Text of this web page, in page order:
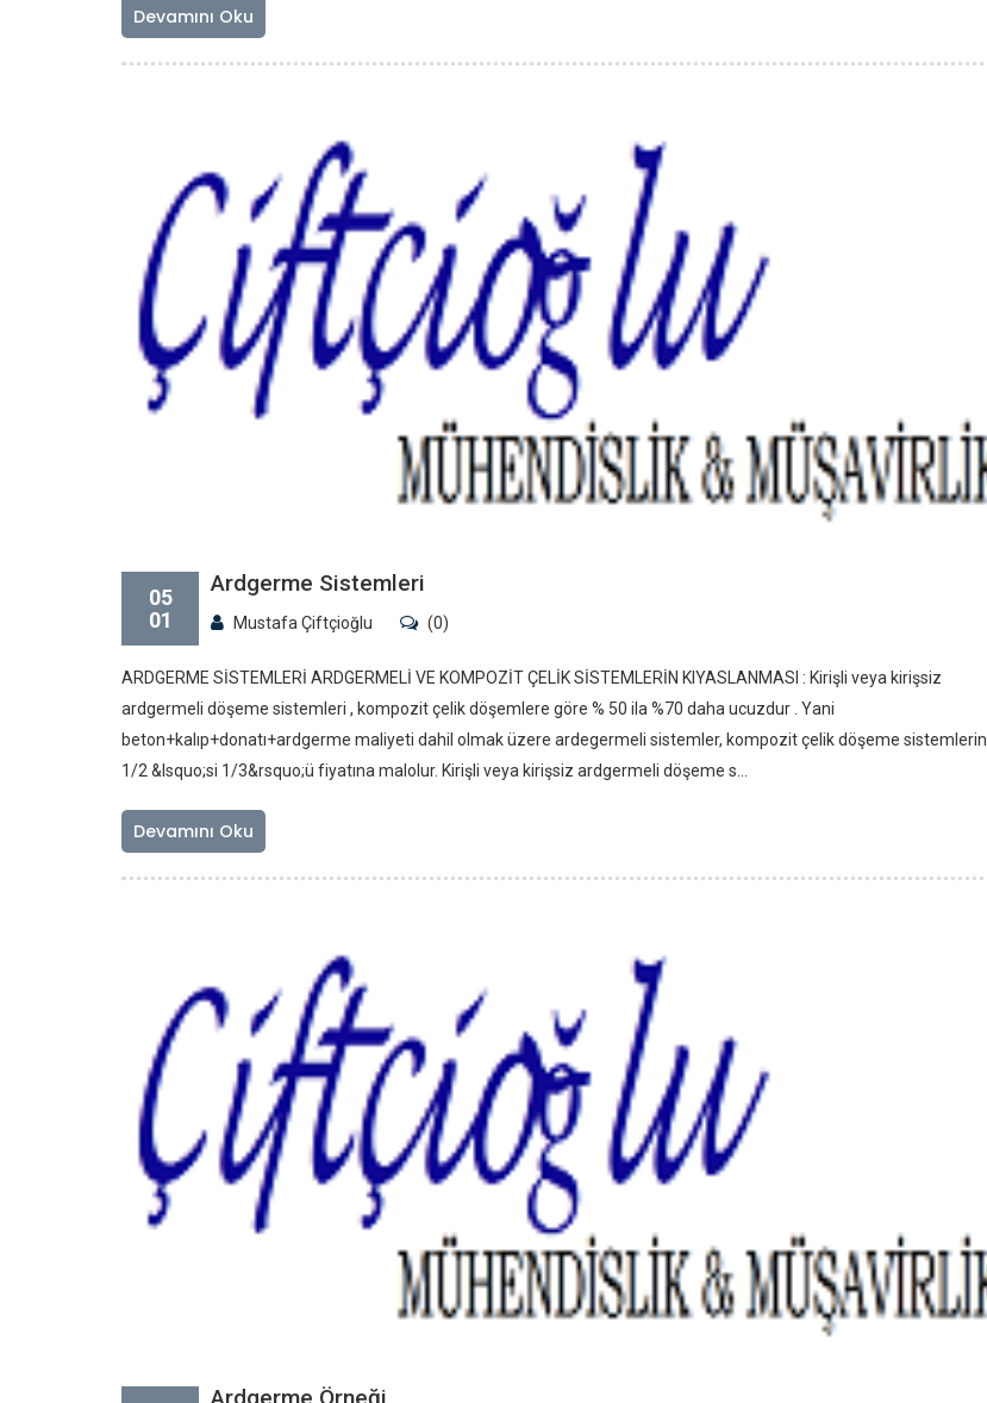
Devamını Oku
05
01
Ardgerme Sistemleri
Mustafa Çiftçioğlu (0)
ARDGERME SİSTEMLERİ ARDGERMELİ VE KOMPOZİT ÇELİK SİSTEMLERİN KIYASLANMASI : Kirişli veya kirişsiz
ardgermeli döşeme sistemleri , kompozit çelik döşemlere göre % 50 ila %70 daha ucuzdur . Yani
beton+kalıp+donatı+ardgerme maliyeti dahil olmak üzere ardegermeli sistemler, kompozit çelik döşeme sistemlerin
1/2 &lsquo;si 1/3&rsquo;ü fiyatına malolur. Kirişli veya kirişsiz ardgermeli döşeme s...
Devamını Oku